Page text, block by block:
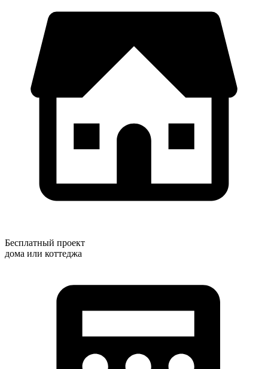
Бесплатный проект
дома или коттеджа